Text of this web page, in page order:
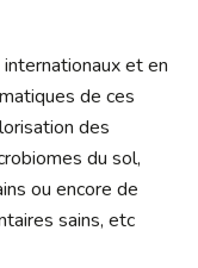
et en
de ces
des
du sol,
ou encore de
sains, etc